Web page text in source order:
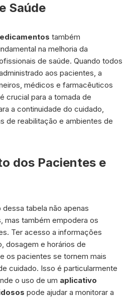
Saúde
também
na melhoria da
de saúde. Quando todos
aos pacientes, a
médicos e farmacêuticos
crucial para a tomada de
a continuidade do cuidado,
de reabilitação e ambientes de
dos Pacientes e
tabela não apenas
mas também empodera os
Ter acesso a informações
dosagem e horários de
os pacientes se tornem mais
cuidado. Isso é particularmente
o uso de um aplicativo
pode ajudar a monitorar a